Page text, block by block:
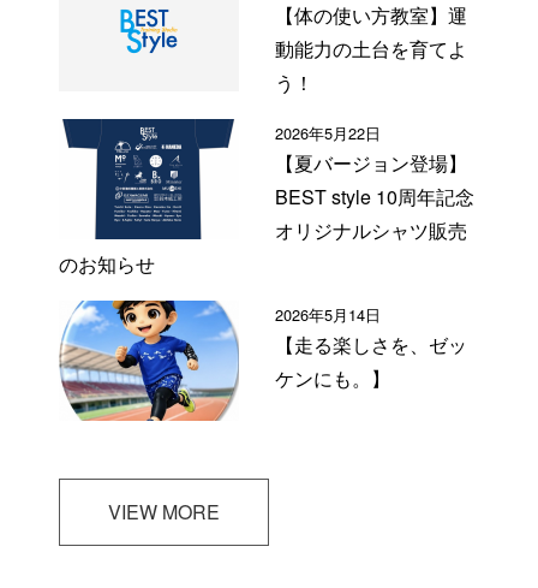
【体の使い方教室】運
動能力の土台を育てよ
う！
2026年5月22日
【夏バージョン登場】
BEST style 10周年記念
オリジナルシャツ販売
のお知らせ
2026年5月14日
【走る楽しさを、ゼッ
ケンにも。】
VIEW MORE